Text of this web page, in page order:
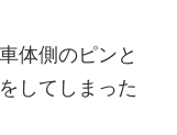
体側のピンと
してしまった